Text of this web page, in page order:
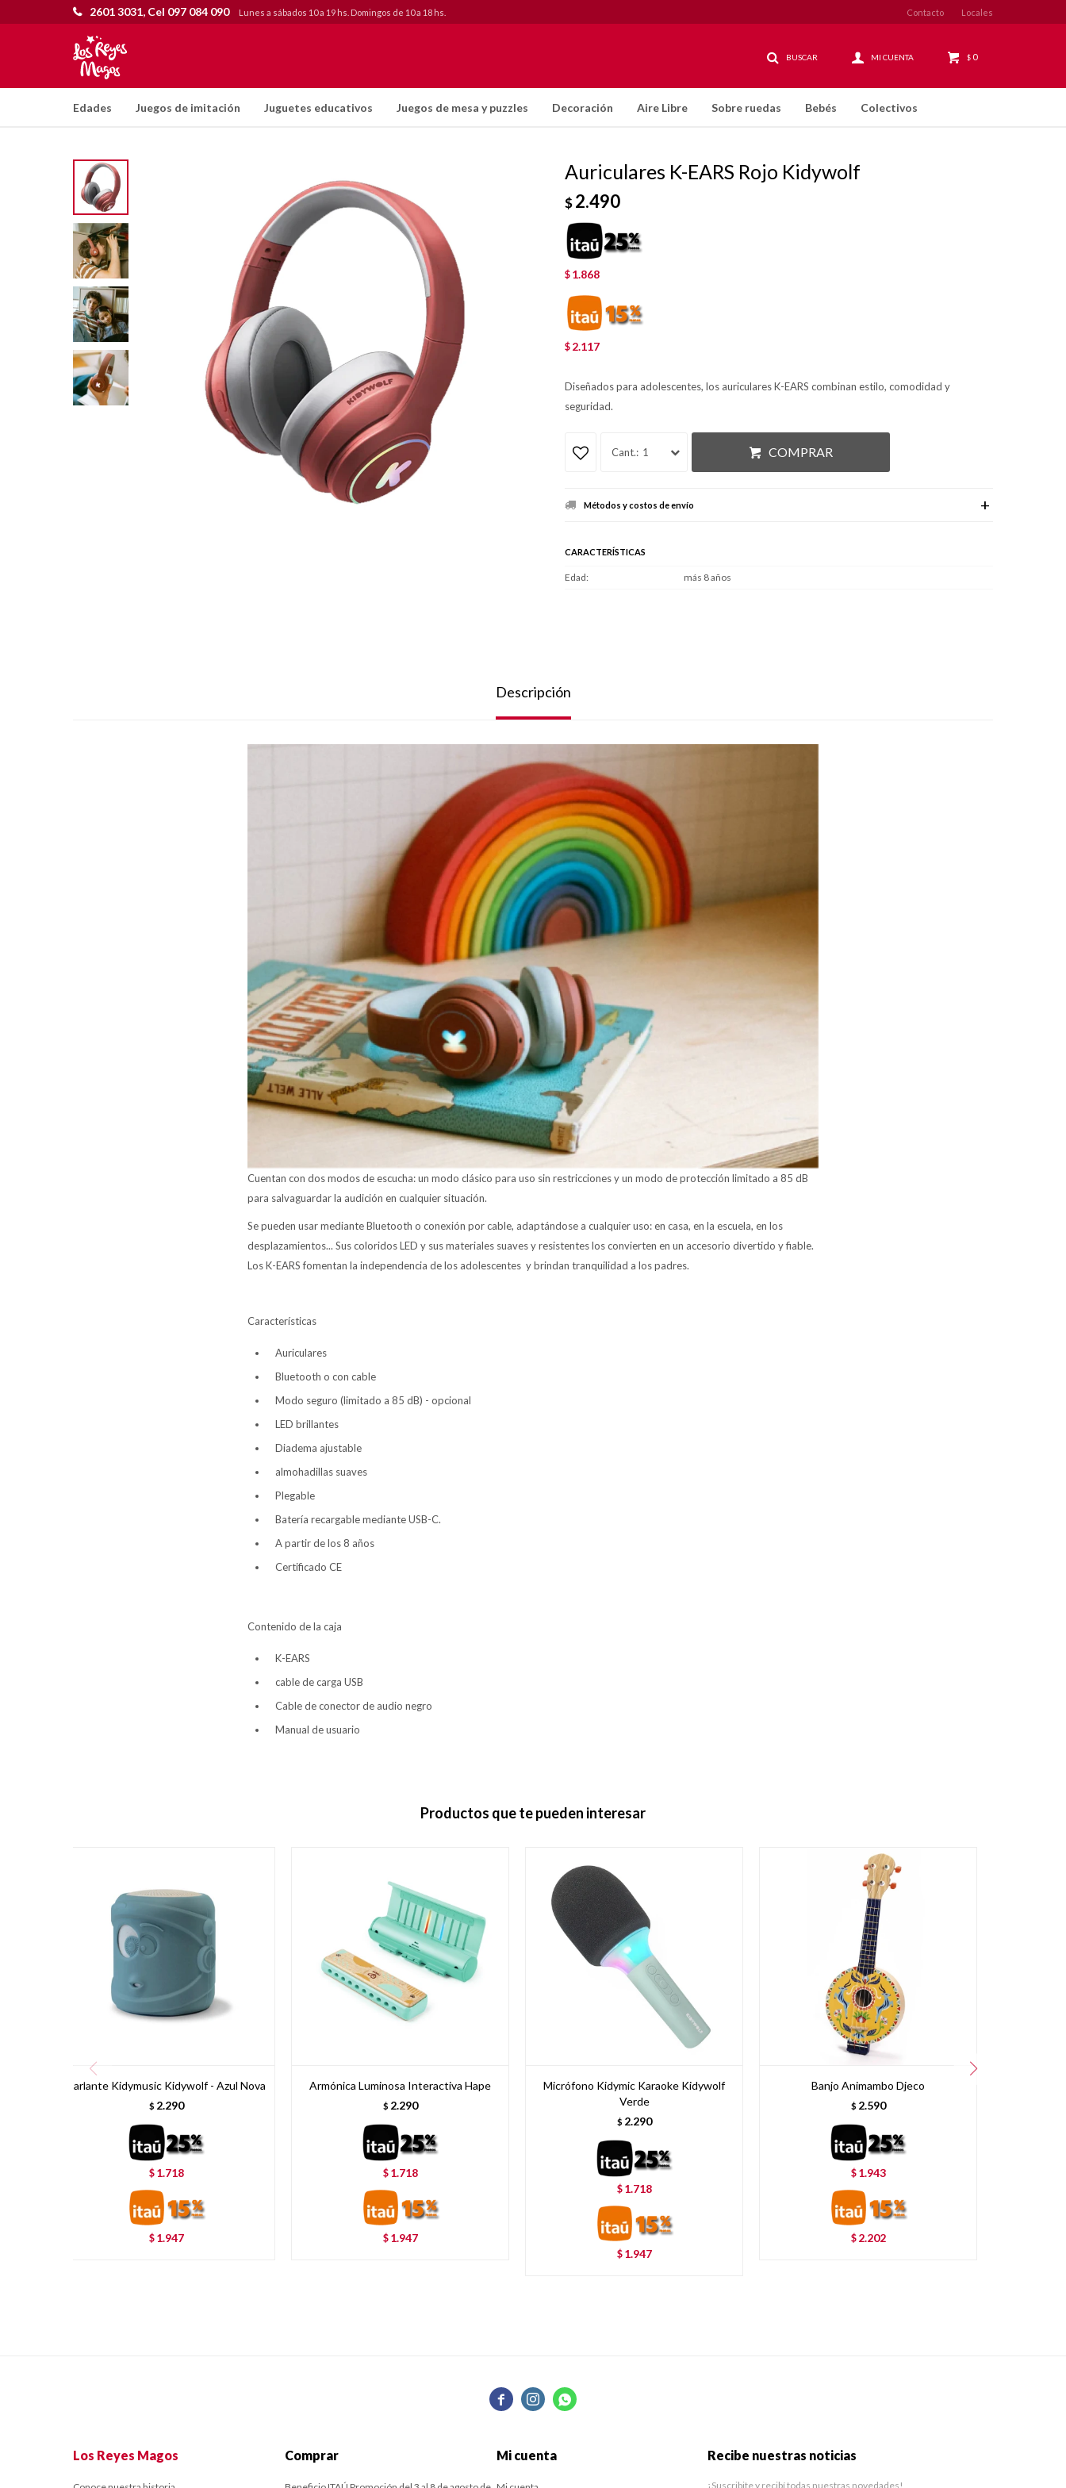
Edades Juegos de imitación Juguetes educativos Juegos de mesa y puzzles Decoración Aire Libre Sobre ruedas Bebés Colectivos
$ 0
2601 3031, Cel 097 084 090 Lunes a sábados 10 a 19 hs. Domingos de 10 a 18 hs. Contacto Locales
Auriculares K-EARS Rojo Kidywolf
$2.490
$ 1.868
$ 2.117
Diseñados para adolescentes, los auriculares K-EARS combinan estilo, comodidad y
seguridad.
1 COMPRAR
Métodos y costos de envío
CARACTERÍSTICAS
Edad más 8 años
Descripción
Cuentan con dos modos de escucha: un modo clásico para uso sin restricciones y un modo de protección limitado a 85 dB
para salvaguardar la audición en cualquier situación.
Se pueden usar mediante Bluetooth o conexión por cable, adaptándose a cualquier uso: en casa, en la escuela, en los
desplazamientos... Sus coloridos LED y sus materiales suaves y resistentes los convierten en un accesorio divertido y fiable.
Los K-EARS fomentan la independencia de los adolescentes y brindan tranquilidad a los padres.
Características
Auriculares
Bluetooth o con cable
Modo seguro (limitado a 85 dB) - opcional
LED brillantes
Diadema ajustable
almohadillas suaves
Plegable
Batería recargable mediante USB-C.
A partir de los 8 años
Certificado CE
Contenido de la caja
K-EARS
cable de carga USB
Cable de conector de audio negro
Manual de usuario
Productos que te pueden interesar
Parlante Kidymusic Kidywolf - Azul Nova
$ 2.290
$ 1.718
$ 1.947
Armónica Luminosa Interactiva Hape
$ 2.290
$ 1.718
$ 1.947
Micrófono Kidymic Karaoke Kidywolf
Verde
$ 2.290
$ 1.718
$ 1.947
Banjo Animambo Djeco
$ 2.590
$ 1.943
$ 2.202
  
Los Reyes Magos Comprar Mi cuenta Recibe nuestras noticias
¡Suscribite y recibí todas nuestras novedades!